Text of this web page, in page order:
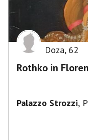
Doza, 62
Rothko in
Palazzo Strozzi,